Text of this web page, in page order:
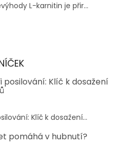
L-karnitin je přir...
Klíč k dosažení
Klíč k dosažení...
pomáhá v hubnutí?